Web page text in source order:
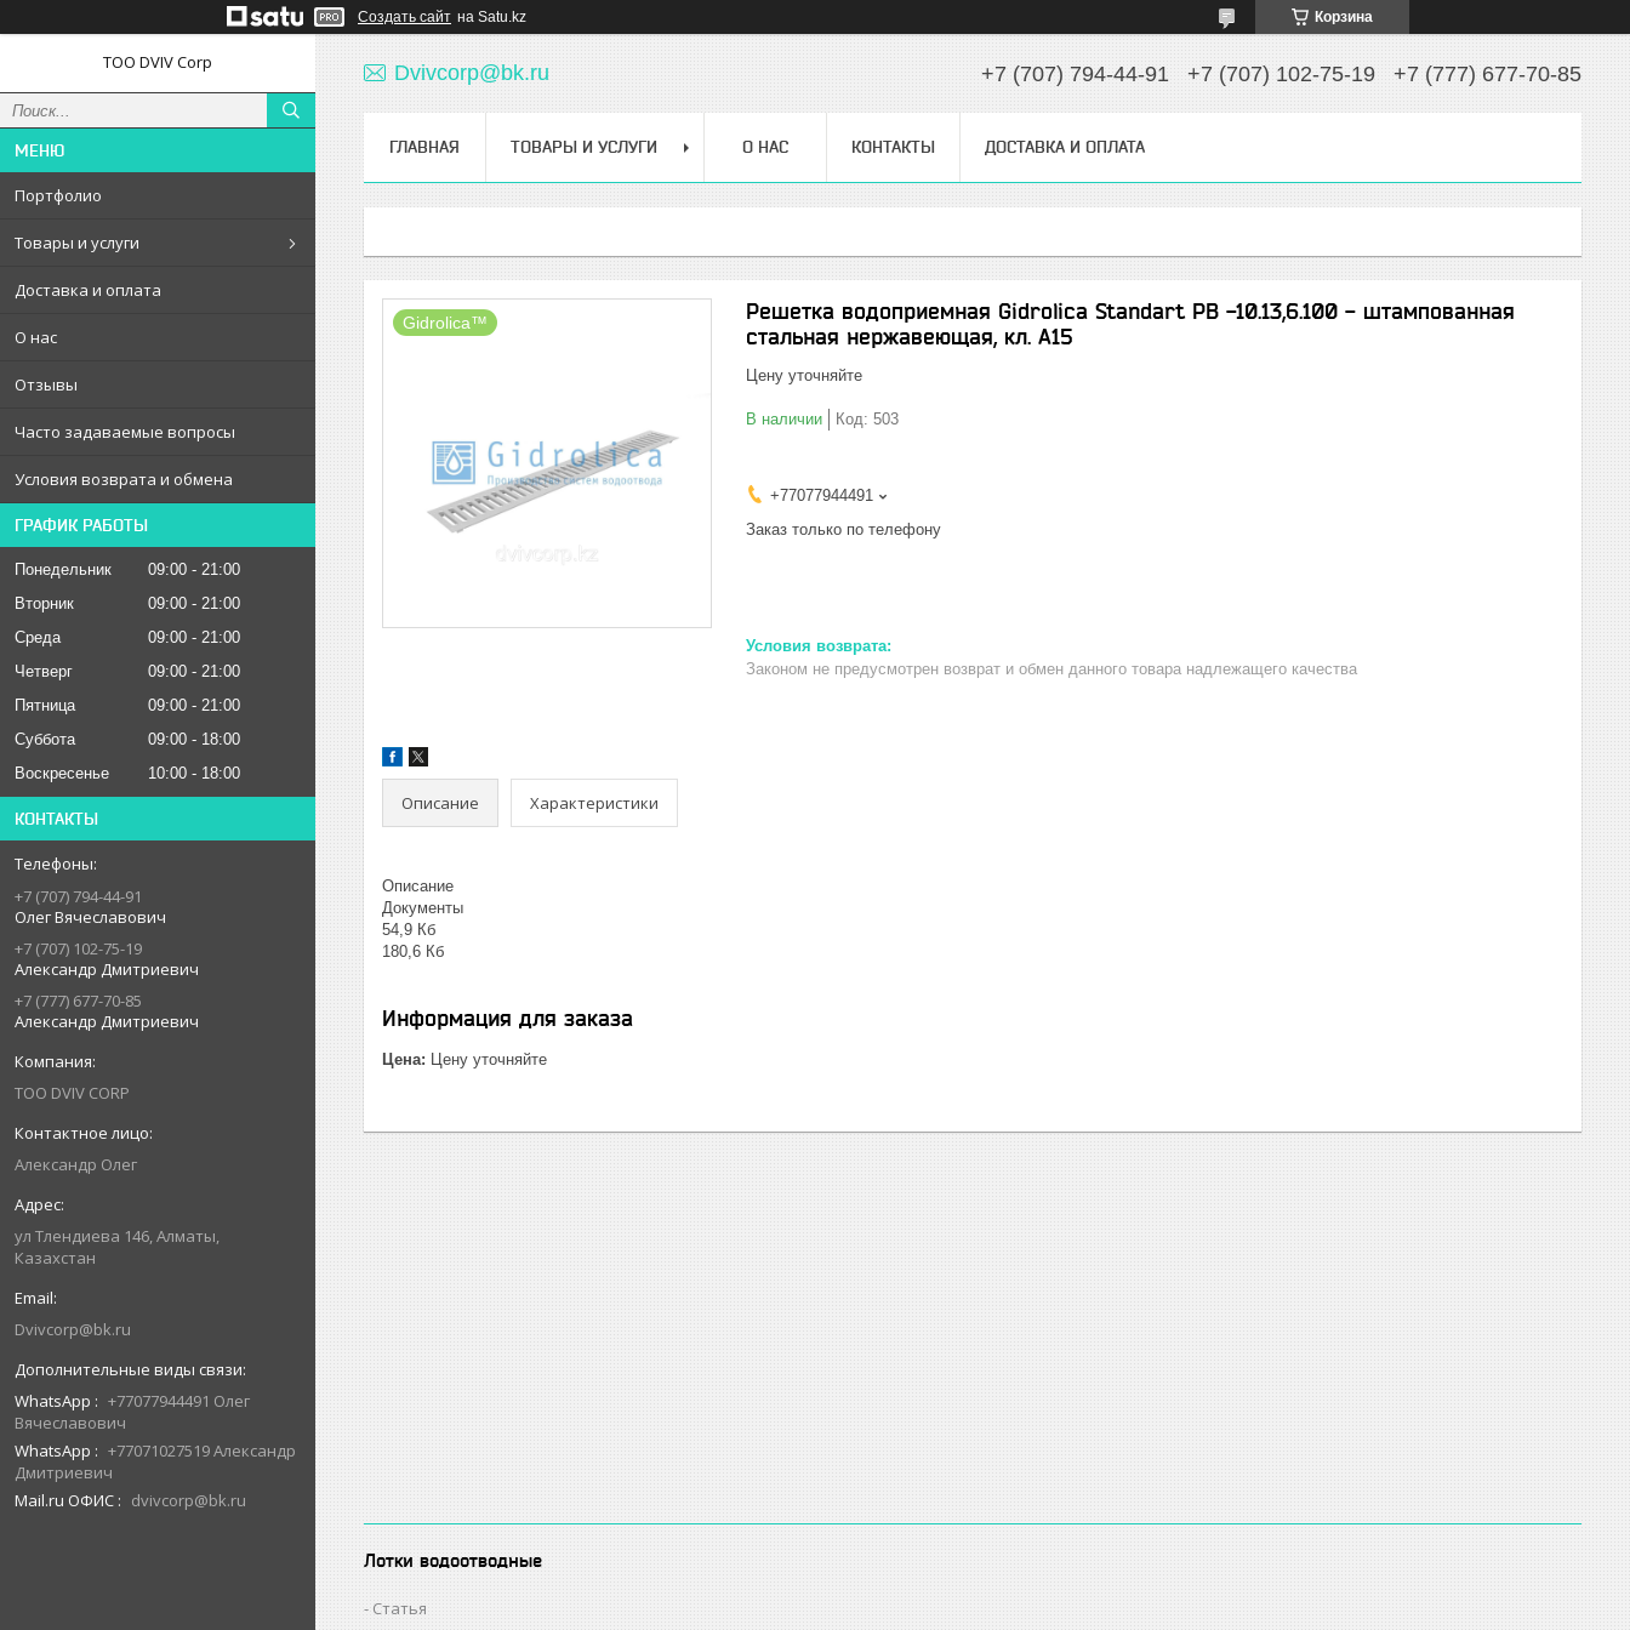
Создать сайт на Satu.kz Корзина
ТОО DVIV Corp
Портфолио
Товары и услуги
Доставка и оплата
О нас
Отзывы
Часто задаваемые вопросы
Условия возврата и обмена
ГРАФИК РАБОТЫ
Понедельник 09:00
21:00
Вторник
09:00
21:00
Среда
09:00
21:00
Четверг
09:00
21:00
Пятница
09:00
21:00
Суббота
09:00
18:00
Воскресенье
10:00 18:00
КОНТАКТЫ
+7 (707) 794-44-91
Олег Вячеславович
+7 (707) 102-75-19
Александр Дмитриевич
+7 (777) 677-70-85
Александр Дмитриевич
ТОО DVIV CORP
Александр Олег
ул Тлендиева 146, Алматы,
Казахстан
Dvivcorp@bk.ru
WhatsApp
+77077944491 Олег
Вячеславович
WhatsApp
+77071027519 Александр
Дмитриевич
Mail.ru ОФИС
dvivcorp@bk.ru
Dvivcorp@bk.ru +7 (707) 794-44-91 +7 (707) 102-75-19 +7 (777) 677-70-85
ГЛАВНАЯ ТОВАРЫ И УСЛУГИ О НАС КОНТАКТЫ ДОСТАВКА И ОПЛАТА
Gidrolica™
Решетка водоприемная Gidrolica Standart РВ -10.13,6.100 - штампованная
стальная нержавеющая, кл. А15
Цену уточняйте
В наличии Код: 503
+77077944491
Заказ только по телефону
Законом не предусмотрен возврат и обмен данного товара надлежащего качества
Описание Характеристики
Описание
Документы
54,9 Кб
180,6 Кб
Информация для заказа
Цена: Цену уточняйте
Лотки водоотводные
Статья